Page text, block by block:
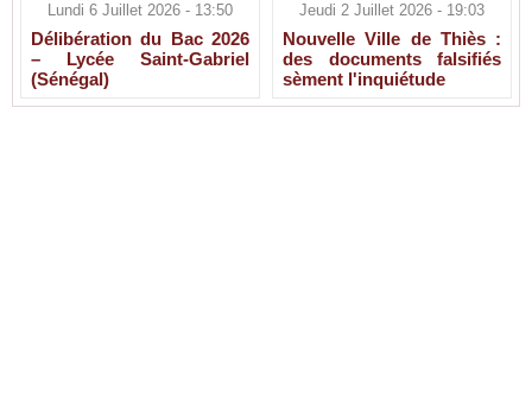
Lundi 6 Juillet 2026 - 13:50
Délibération du Bac 2026
– Lycée Saint-Gabriel
(Sénégal)
Jeudi 2 Juillet 2026 - 19:03
Nouvelle Ville de Thiès :
des documents falsifiés
sèment l'inquiétude